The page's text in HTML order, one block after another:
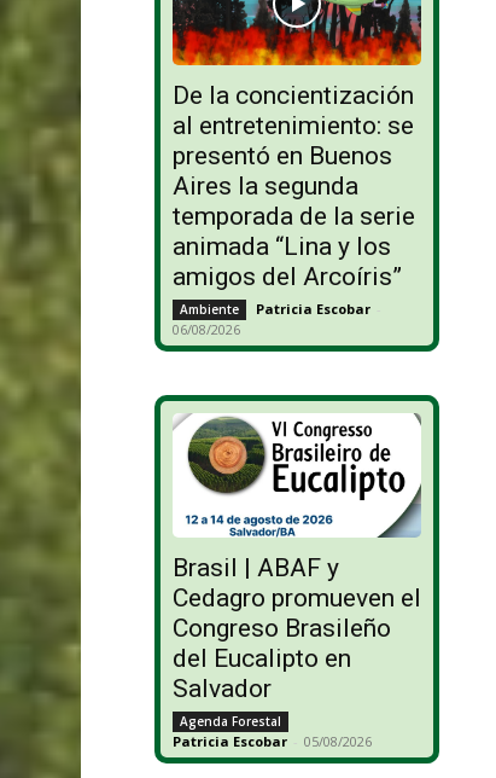
De la concientización
al entretenimiento: se
presentó en Buenos
Aires la segunda
temporada de la serie
animada “Lina y los
amigos del Arcoíris”
Ambiente Patricia Escobar -
06/08/2026
Brasil | ABAF y
Cedagro promueven el
Congreso Brasileño
del Eucalipto en
Salvador
Agenda Forestal
Patricia Escobar - 05/08/2026